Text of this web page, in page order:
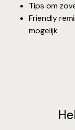
Tips om
Friendly
mogelijk